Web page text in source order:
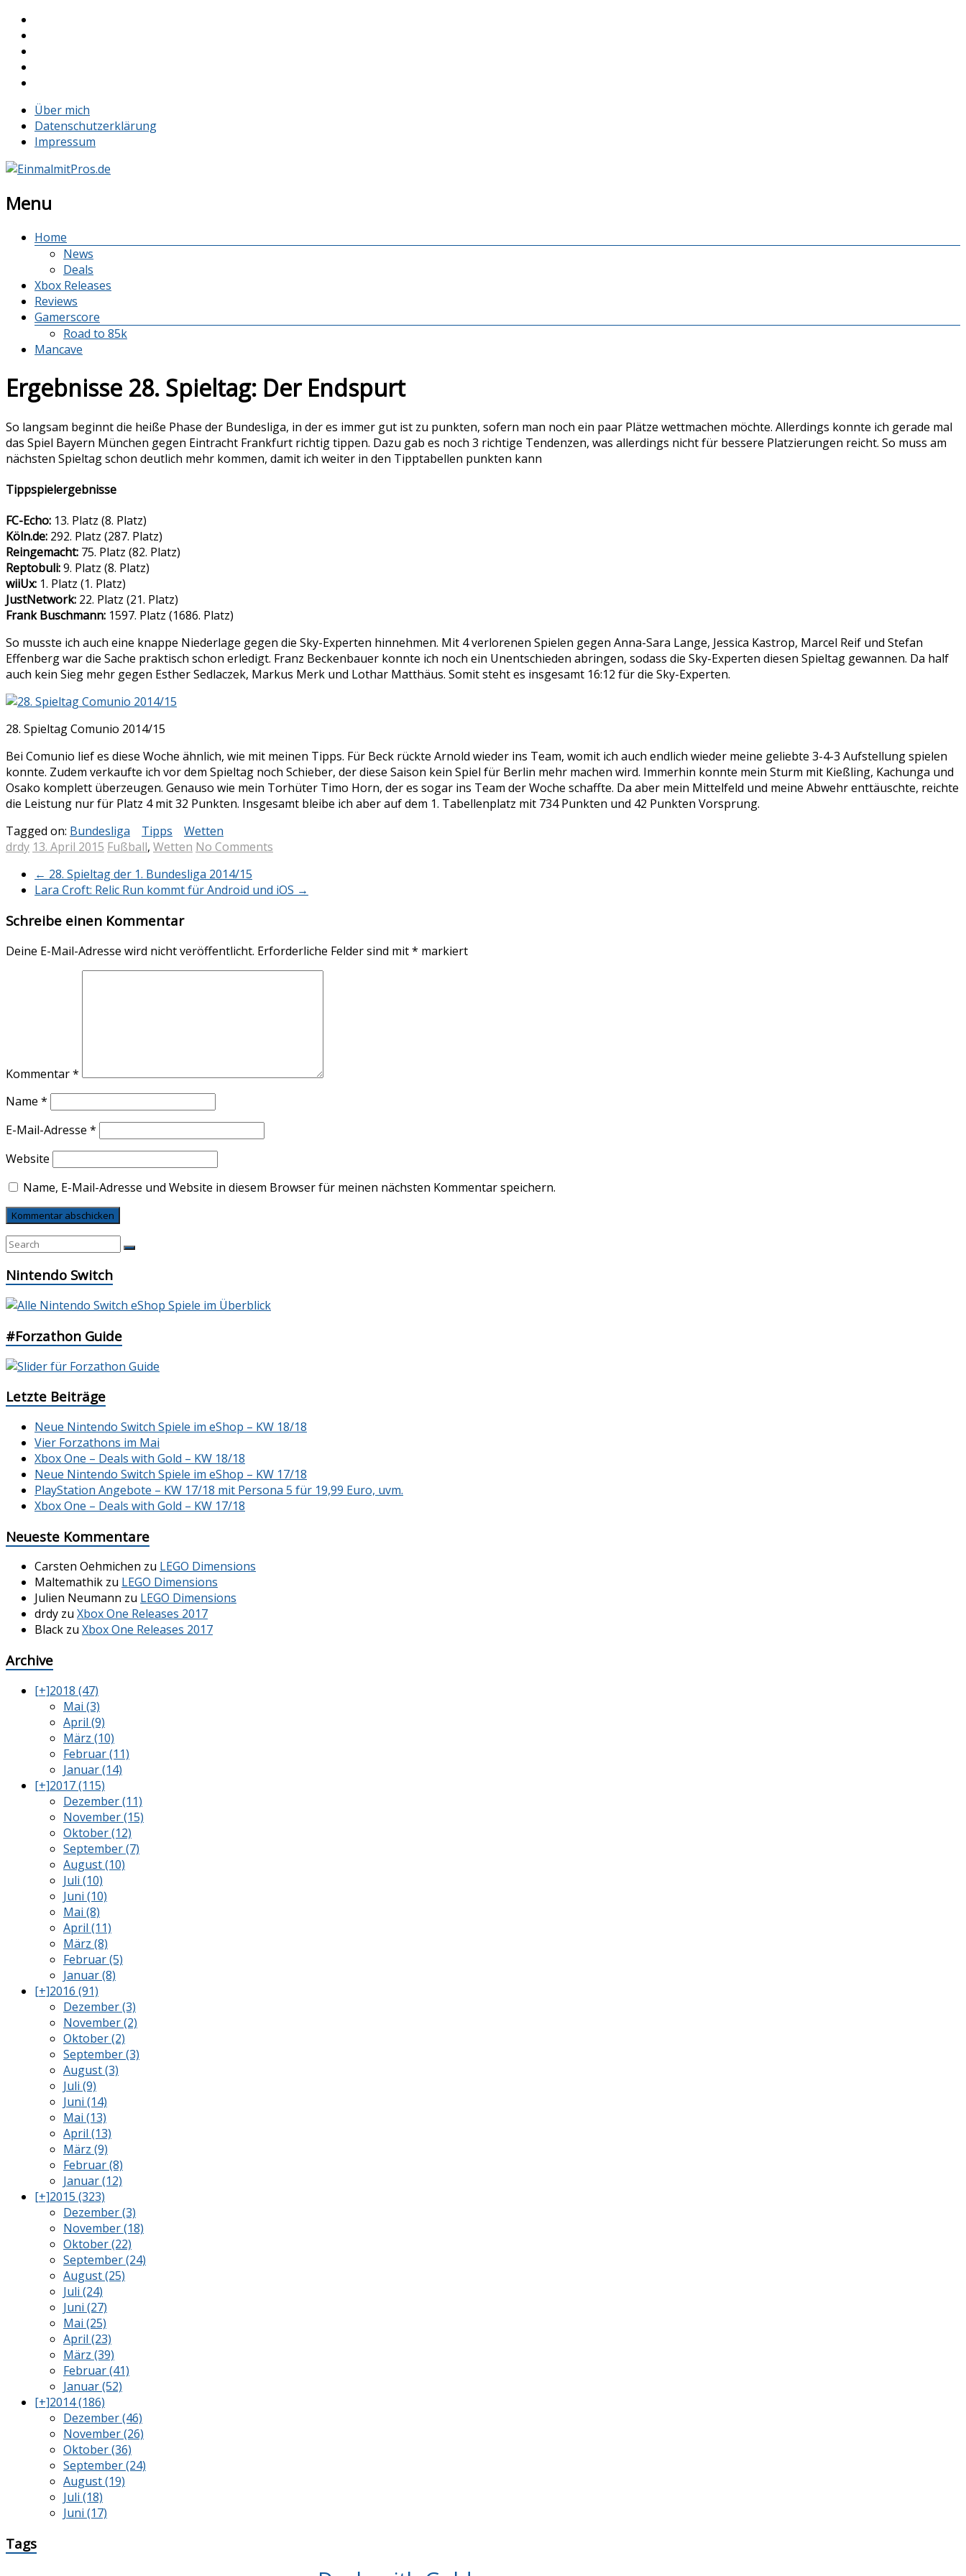
Über mich
Datenschutzerklärung
Impressum
Menu
Home
News
Deals
Xbox Releases
Reviews
Gamerscore
Road to 85k
Mancave
Ergebnisse 28. Spieltag: Der Endspurt
So langsam beginnt die heiße Phase der Bundesliga, in der es immer gut ist zu punkten, sofern man noch ein paar Plätze wettmachen möchte. Allerdings konnte ich gerade mal
das Spiel Bayern München gegen Eintracht Frankfurt richtig tippen. Dazu gab es noch 3 richtige Tendenzen, was allerdings nicht für bessere Platzierungen reicht. So muss am
nächsten Spieltag schon deutlich mehr kommen, damit ich weiter in den Tipptabellen punkten kann
Tippspielergebnisse
FC-Echo: 13. Platz (8. Platz)
Köln.de: 292. Platz (287. Platz)
Reingemacht: 75. Platz (82. Platz)
Reptobuli:9. Platz (8. Platz)
wiiUx: 1. Platz (1. Platz)
JustNetwork: 22. Platz (21. Platz)
Frank Buschmann: 1597. Platz (1686. Platz)
So musste ich auch eine knappe Niederlage gegen die Sky-Experten hinnehmen. Mit 4 verlorenen Spielen gegen Anna-Sara Lange, Jessica Kastrop, Marcel Reif und Stefan
Effenberg war die Sache praktisch schon erledigt. Franz Beckenbauer konnte ich noch ein Unentschieden abringen, sodass die Sky-Experten diesen Spieltag gewannen. Da half
auch kein Sieg mehr gegen Esther Sedlaczek, Markus Merk und Lothar Matthäus. Somit steht es insgesamt 16:12 für die Sky-Experten.
28. Spieltag Comunio 2014/15
Bei Comunio lief es diese Woche ähnlich, wie mit meinen Tipps. Für Beck rückte Arnold wieder ins Team, womit ich auch endlich wieder meine geliebte 3-4-3 Aufstellung spielen
konnte. Zudem verkaufte ich vor dem Spieltag noch Schieber, der diese Saison kein Spiel für Berlin mehr machen wird. Immerhin konnte mein Sturm mit Kießling, Kachunga und
Osako komplett überzeugen. Genauso wie mein Torhüter Timo Horn, der es sogar ins Team der Woche schaffte. Da aber mein Mittelfeld und meine Abwehr enttäuschte, reichte
die Leistung nur für Platz 4 mit 32 Punkten. Insgesamt bleibe ich aber auf dem 1. Tabellenplatz mit 734 Punkten und 42 Punkten Vorsprung.
Tagged on: Bundesliga Tipps
Wetten
drdy 13. April 2015 Fußball, Wetten No Comments
← 28. Spieltag der 1. Bundesliga 2014/15
Lara Croft: Relic Run kommt für Android und iOS →
Schreibe einen Kommentar
Deine E-Mail-Adresse wird nicht veröffentlicht. Erforderliche Felder sind mit* markiert
Kommentar*
Name *
E-Mail-Adresse *
Website
Name, E-Mail-Adresse und Website in diesem Browser für meinen nächsten Kommentar speichern.
Nintendo Switch
#Forzathon Guide
Letzte Beiträge
Neue Nintendo Switch Spiele im eShop – KW 18/18
Vier Forzathons im Mai
Xbox One – Deals with Gold – KW 18/18
Neue Nintendo Switch Spiele im eShop – KW 17/18
PlayStation Angebote – KW 17/18 mit Persona 5 für 19,99 Euro, uvm.
Xbox One – Deals with Gold – KW 17/18
Neueste Kommentare
Carsten Oehmichen zu LEGO Dimensions
Maltemathik zu LEGO Dimensions
Julien Neumann zu LEGO Dimensions
drdy zu Xbox One Releases 2017
Black zu Xbox One Releases 2017
Archive
[+]2018 (47)
Mai (3)
April (9)
März (10)
Februar (11)
Januar (14)
[+]2017 (115)
Dezember (11)
November (15)
Oktober (12)
September (7)
August (10)
Juli (10)
Juni (10)
Mai (8)
April (11)
März (8)
Februar (5)
Januar (8)
[+]2016 (91)
Dezember (3)
November (2)
Oktober (2)
September (3)
August (3)
Juli (9)
Juni (14)
Mai (13)
April (13)
März (9)
Februar (8)
Januar (12)
[+]2015 (323)
Dezember (3)
November (18)
Oktober (22)
September (24)
August (25)
Juli (24)
Juni (27)
Mai (25)
April (23)
März (39)
Februar (41)
Januar (52)
[+]2014 (186)
Dezember (46)
November (26)
Oktober (36)
September (24)
August (19)
Juli (18)
Juni (17)
Tags